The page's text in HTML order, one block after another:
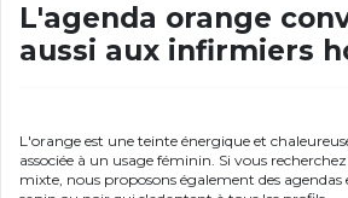
L'agenda orange
aussi aux infirmiers
L'orange est une teinte énergique et
associée à un usage féminin. Si vous
mixte, nous proposons également des agendas